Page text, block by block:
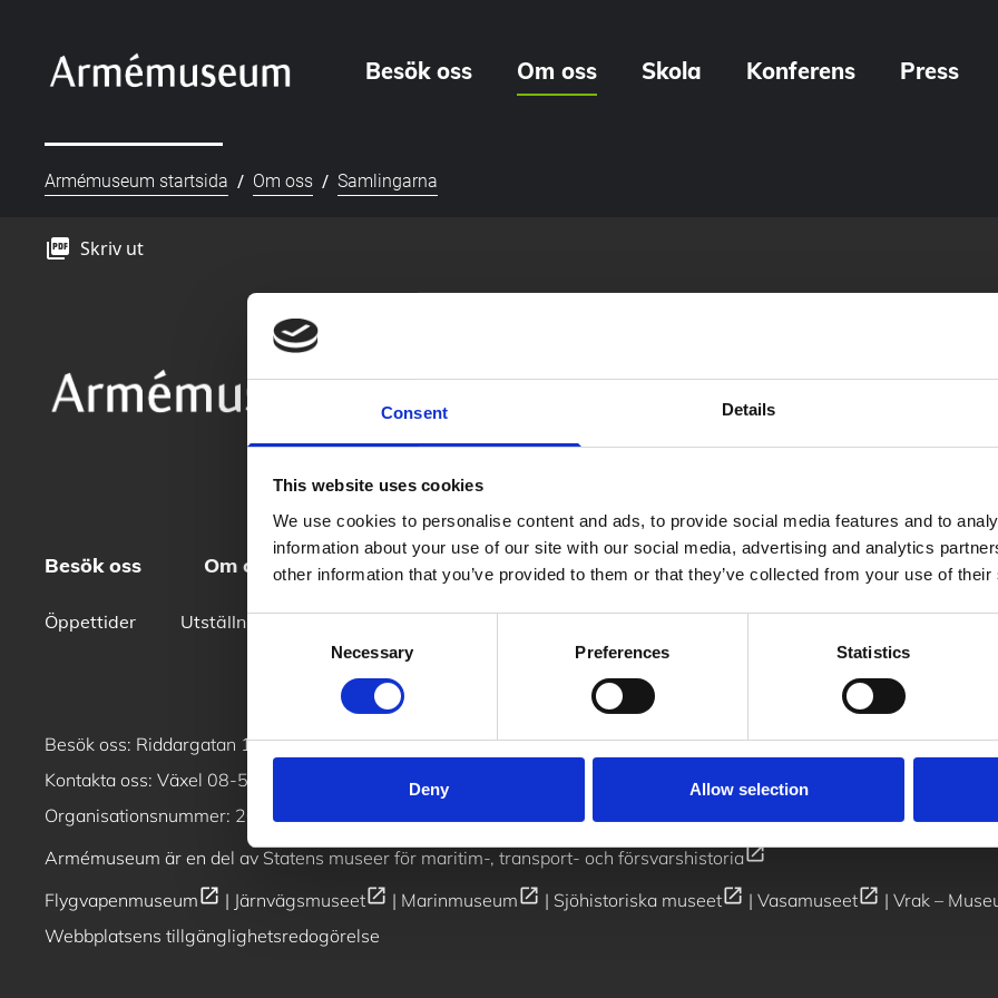
Consent Details
This website uses cookies
We use cookies to personalise content and ads, to provide social media features and to
information about your use of our site with our social media, advertising and analytics
other information that you’ve provided to them or that they’ve collected from your use of
Necessary Preferences Statistics
Deny Allow selection
Besök oss Om oss Skola Konferens Press
Armémuseum startsida / Om oss / Samlingarna
picture_as_pdf Skriv ut
Besök oss Om oss Skola Konferens Press
Öppettider Utställningar Digitala produktioner Vanliga frågor Jobba hos oss Kontakt
Besök oss: Riddargatan 13, 11451, Stockholmopen_in_new/Se våra öppettider
Kontakta oss: Växel 08-519 563 00 / Butik & reception
info@armemuseum.se
Organisationsnummer: 202100–1132
Armémuseum är en del av Statens museer för maritim-, transport- och försvarshistoriaopen_in_new
Flygvapenmuseumopen_in_new | Järnvägsmuseetopen_in_new | Marinmuseumopen_in_new | Sjöhistoriska museetopen_in_new | Vasamuseetopen_in_new | Vrak –
Webbplatsens tillgänglighetsredogörelse